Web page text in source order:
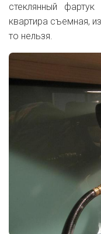
стеклянный
квартира съемная,
то нельзя.